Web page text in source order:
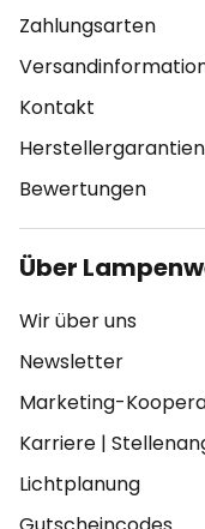
Zahlungsarten
Kontakt
Herstellergarantien
Bewertungen
Über
Wir über uns
Newsletter
Marketing-
Karriere |
Lichtplanung